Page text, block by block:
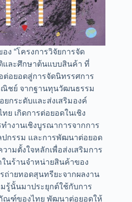
ง “โครงการวิจัยการจัด
และศึกษาต้นแบบสินค้า ที่
อยอดสู่การจัดนิทรรศการ
ณิชย์ จากฐานทุนวัฒนธรรม
ยกระดับและส่งเสริมองค์
ย เกิดการต่อยอดในเชิง
ำงานเชิงบูรณาการจากการ
ปกรรม และการพัฒนาต่อยอด
ามตั้งใจหลักเพื่อส่งเสริมการ
นร้านจำหน่ายสินค้าของ
ายทอดสุนทรียะจากผลงาน
รู้นั้นมาประยุกต์ใช้กับการ
ณฑ์ของไทย พัฒนาต่อยอดให้